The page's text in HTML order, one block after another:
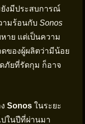
งมีประสบการณ์
ามร้อนกับ Sonos
าย แต่เป็นความ
ของผู้ผลิตว่ามีน้อย
ภัยที่รัดกุม ก็อาจ
Sonos ในระยะ
ปในปีที่ผ่านมา